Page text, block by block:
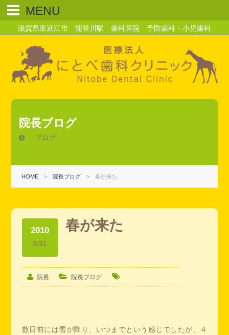
滋賀県東近江市 能登川駅 歯科医院 予防歯科・小児歯科
院長ブログ
ブログ
HOME > 院長ブログ >春が来た
2010
3/31
春が来た
院長 院長ブログ
数日前には雪が降り、いつまでという感じでしたが、４
MENU